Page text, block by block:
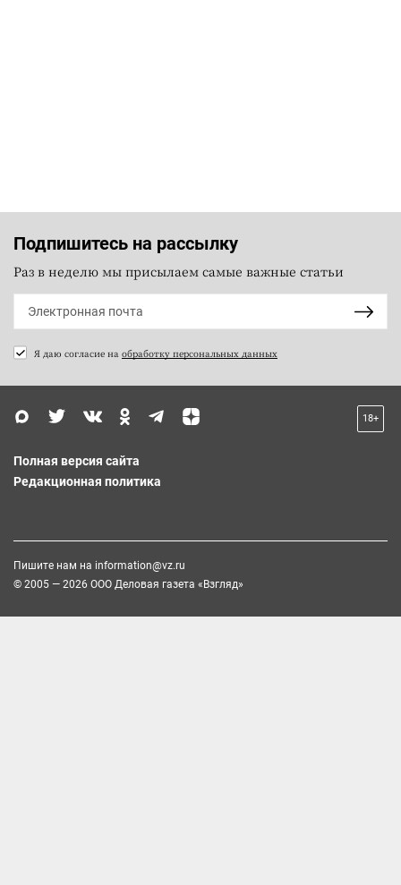
Подпишитесь на рассылку
Раз в неделю мы присылаем самые важные статьи
Я даю согласие на обработку персональных данных
18+
Полная версия сайта
Редакционная политика
Пишите нам на information@vz.ru
© 2005 — 2026 ООО Деловая газета «Взгляд»